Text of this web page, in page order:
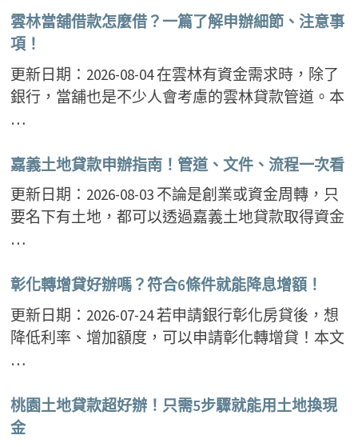
雲林當舖借款怎麼借？一篇了解申辦細節、注意事
項！
更新日期：2026-08-04 在雲林有資金需求時，除了
銀行，當舖也是不少人會考慮的雲林貸款管道。本
…
嘉義土地貸款申辦指南！管道、文件、流程一次看
更新日期：2026-08-03 不論是創業或資金周轉，只
要名下有土地，都可以透過嘉義土地貸款取得資金
…
彰化轉增貸好辦嗎？符合6條件就能降息增額！
更新日期：2026-07-24 若申請銀行彰化房貸後，想
降低利率、增加額度，可以申請彰化轉增貸！本文
…
桃園土地貸款超好辦！只需5步驟就能用土地換現
金